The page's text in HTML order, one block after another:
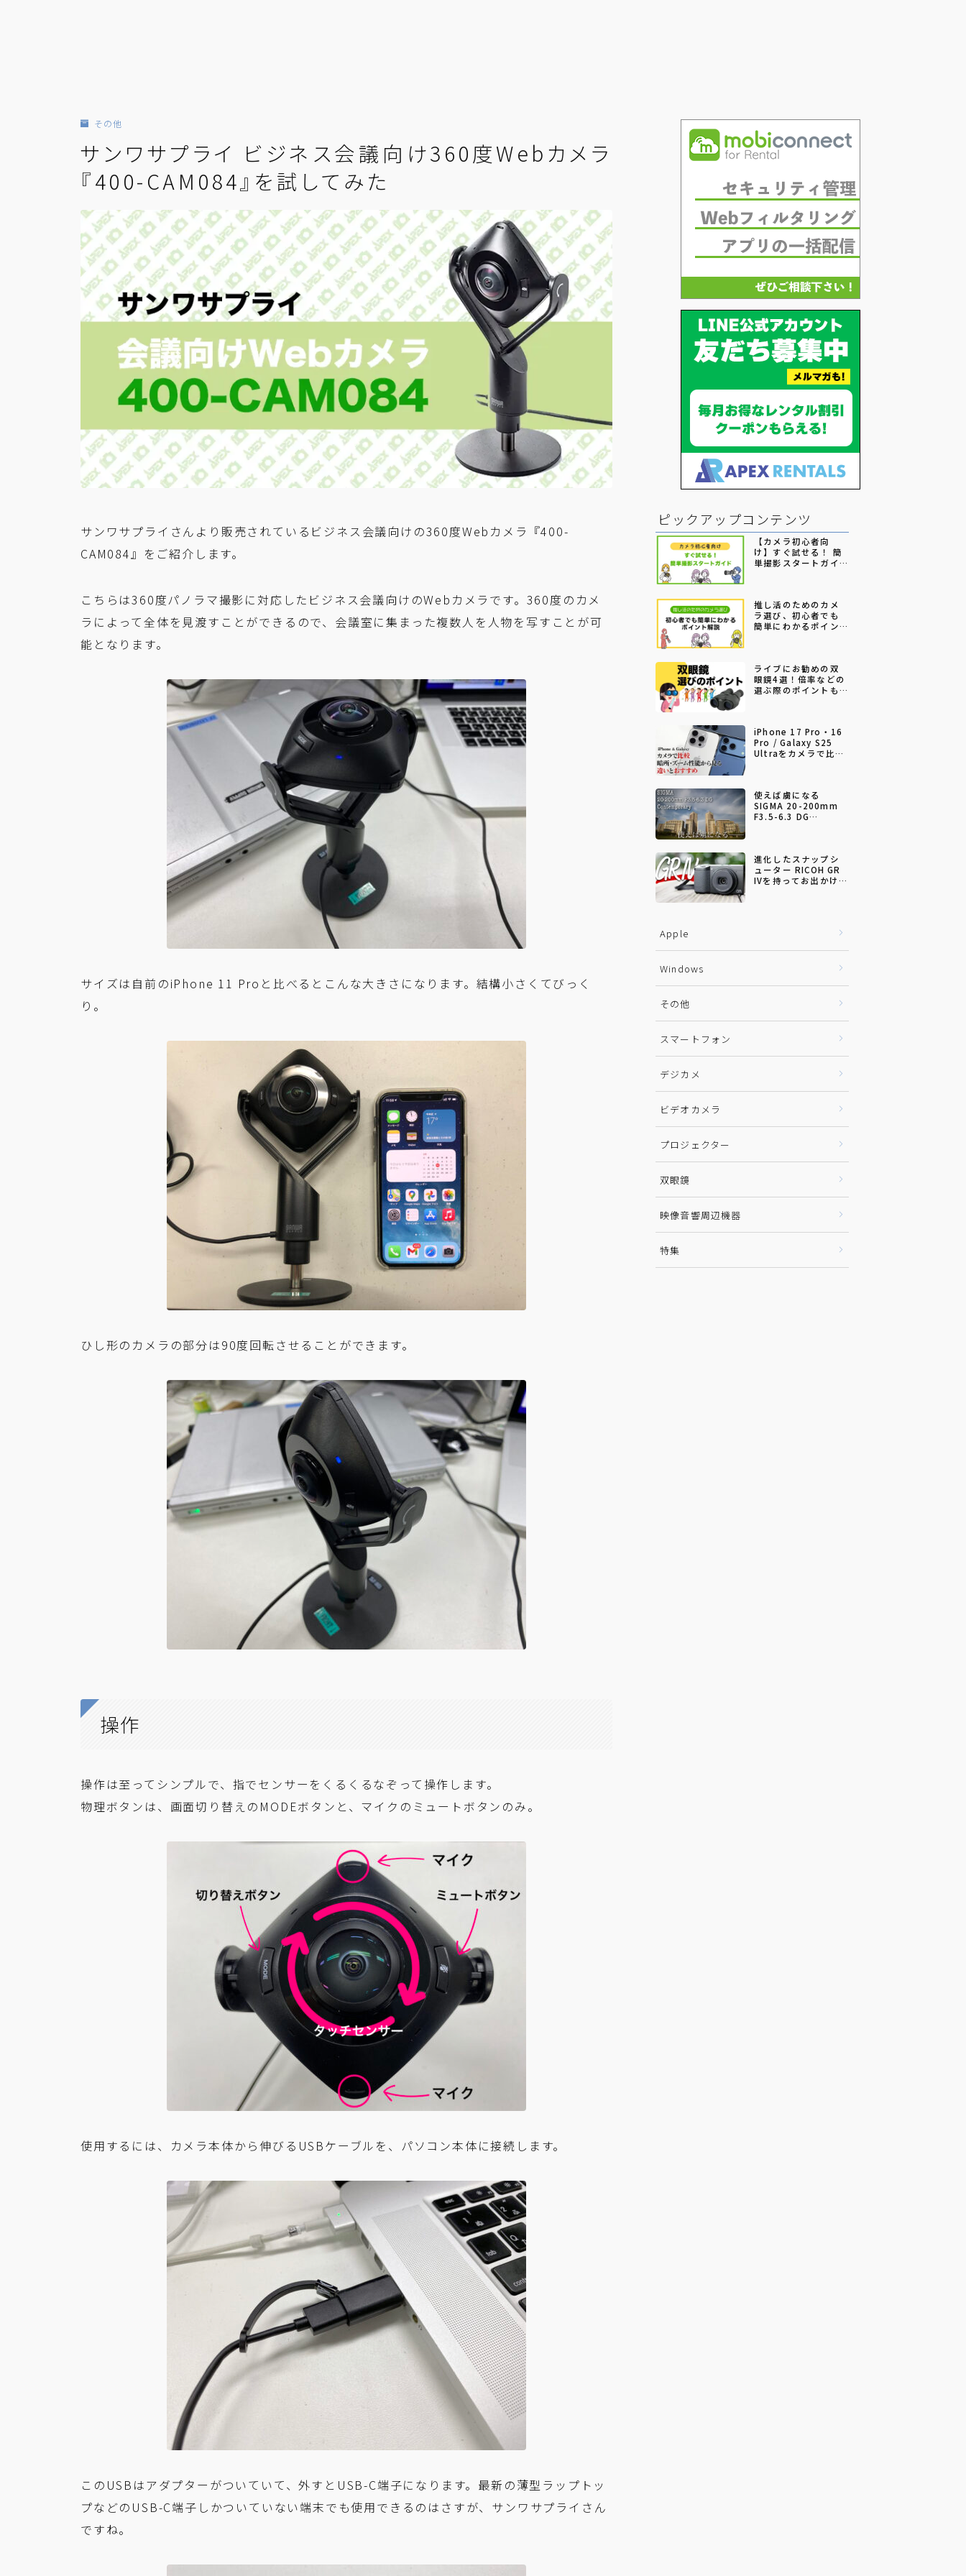
その他
サンワサプライ ビジネス会議向け360度Webカメラ
『400-CAM084』を試してみた
サンワサプライさんより販売されているビジネス会議向けの360度Webカメラ『400-
CAM084』をご紹介します。
こちらは360度パノラマ撮影に対応したビジネス会議向けのWebカメラです。360度のカメ
ラによって全体を見渡すことができるので、会議室に集まった複数人を人物を写すことが可
能となります。
サイズは自前のiPhone 11 Proと比べるとこんな大きさになります。結構小さくてびっく
り。
ひし形のカメラの部分は90度回転させることができます。
操作
操作は至ってシンプルで、指でセンサーをくるくるなぞって操作します。
物理ボタンは、画面切り替えのMODEボタンと、マイクのミュートボタンのみ。
使用するには、カメラ本体から伸びるUSBケーブルを、パソコン本体に接続します。
このUSBはアダプターがついていて、外すとUSB-C端子になります。最新の薄型ラップトッ
プなどのUSB-C端子しかついていない端末でも使用できるのはさすが、サンワサプライさん
ですね。
ピックアップコンテンツ
【カメラ初心者向
け】すぐ試せる！ 簡
単撮影スタートガイ
推し活のためのカメ
ラ選び、初心者でも
簡単にわかるポイン
ライブにお勧めの双
眼鏡4選！倍率などの
選ぶ際のポイントも
iPhone 17 Pro・16
Pro / Galaxy S25
Ultraをカメラで比較
使えば虜になる
SIGMA 20-200mm
F3.5-6.3 DG
進化したスナップシ
ューター RICOH GR
IVを持ってお出かけし
Apple
Windows
その他
スマートフォン
デジカメ
ビデオカメラ
プロジェクター
双眼鏡
映像音響周辺機器
特集